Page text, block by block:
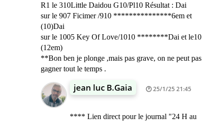
R1 le 310Little Daidou G10/Pl10 Résultat : Dai
sur le 907 Ficimer /910 ***************6em et
(10)Dai
sur le 1005 Key Of Love/1010 ********Dai et le10
(12em)
**Bon ben je plonge ,mais pas grave, on ne peut pas
gagner tout le temps .
jean luc B.Gaia 25/1/25 21:45
**** Lien direct pour le journal "24 H au